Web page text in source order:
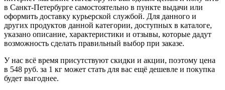
в Санкт-Петербурге самостоятельно в пункте выдачи или
оформить доставку курьерской службой. Для данного и
других продуктов данной категории, доступных в каталоге,
указано описание, характеристики и отзывы, которые дадут
возможность сделать правильный выбор при заказе.
У нас всё время присутствуют скидки и акции, поэтому цена
в 548 руб. за 1 кг может стать для вас ещё дешевле и покупка
будет выгоднее.